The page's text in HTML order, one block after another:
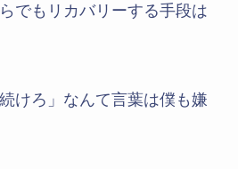
でもリカバリーする手段は
けろ」なんて言葉は僕も嫌